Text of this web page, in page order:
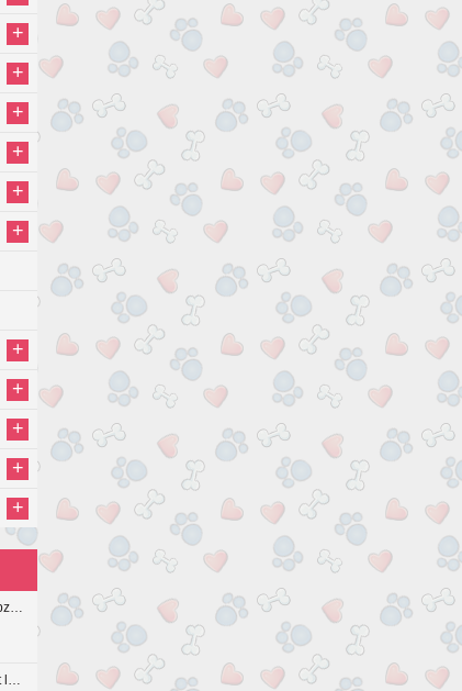
+
+
+
+
+
+
+
+
+
+
+
Jack and Vanilla Slaapzak, 4-in-1 Play & Sleep, 40 x 50 cm.
Loopheidsbroekje met legerprint en roze bies